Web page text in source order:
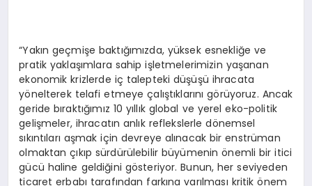
“Yakın geçmişe baktığımızda, yüksek esnekliğe ve
pratik yaklaşımlara sahip işletmelerimizin yaşanan
ekonomik krizlerde iç talepteki düşüşü ihracata
yönelterek telafi etmeye çalıştıklarını görüyoruz. Ancak
geride bıraktığımız 10 yıllık global ve yerel eko-politik
gelişmeler, ihracatın anlık reflekslerle dönemsel
sıkıntıları aşmak için devreye alınacak bir enstrüman
olmaktan çıkıp sürdürülebilir büyümenin önemli bir itici
gücü haline geldiğini gösteriyor. Bunun, her seviyeden
ticaret erbabı tarafından farkına varılması kritik önem